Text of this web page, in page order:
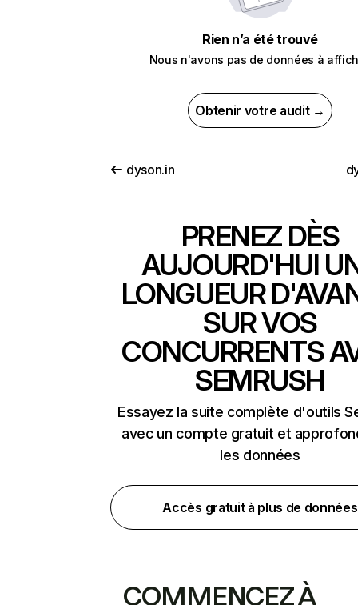
Rien n’a été trouvé
Nous n'avons pas de données à
Obtenir votre audit →
dyson.in
PRENEZ DÈS
AUJOURD'HUI
LONGUEUR
SUR VOS
CONCURRENTS
SEMRUSH
Essayez la suite complète d'outils
avec un compte gratuit et
les données
Accès gratuit à plus de données
COMMENCEZ À